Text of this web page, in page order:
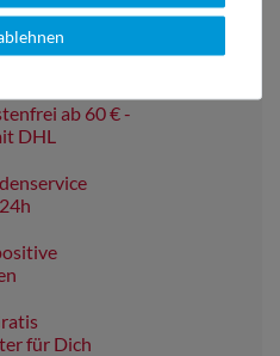
ab 60 € -
DHL
für Dich